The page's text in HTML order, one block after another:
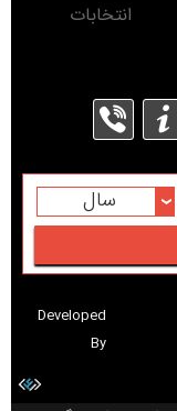
انتخابات
سال
Developed
By